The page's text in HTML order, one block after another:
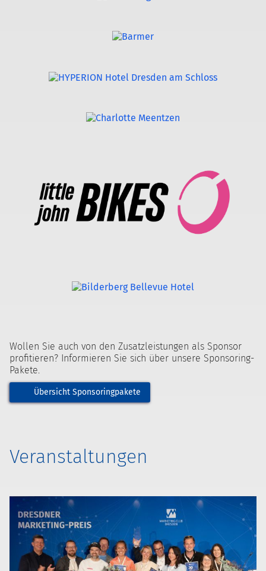
Wollen Sie auch von den Zusatzleistungen als Sponsor
profitieren? Informieren Sie sich über unsere Sponsoring-
Pakete.
Übersicht Sponsoringpakete
Veranstaltungen